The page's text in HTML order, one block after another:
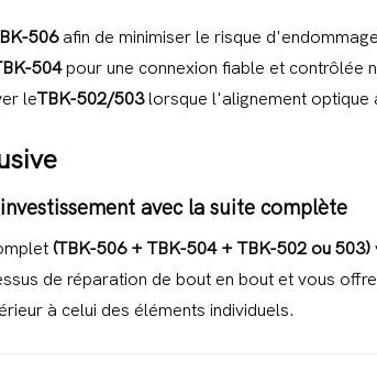
506afin de minimiser le risque
504pour une connexion fiable et contrôlée
leTBK-502/503lorsque l'alignement optique
avec la suite complète
(TBK-506 + TBK-504 + TBK-502 ou 503)
de réparation de bout en bout et vous
à celui des éléments individuels.